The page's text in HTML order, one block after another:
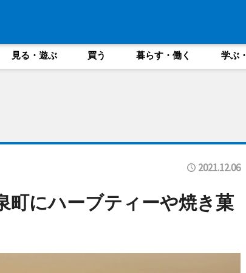
見る・遊ぶ 買う 暮らす・働く 学ぶ
2021.12.06
町にハーブティーや焼き菓